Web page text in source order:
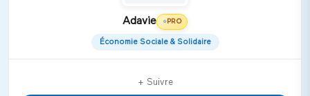
Adavie ⭐ PRO
Économie Sociale & Solidaire
+ Suivre